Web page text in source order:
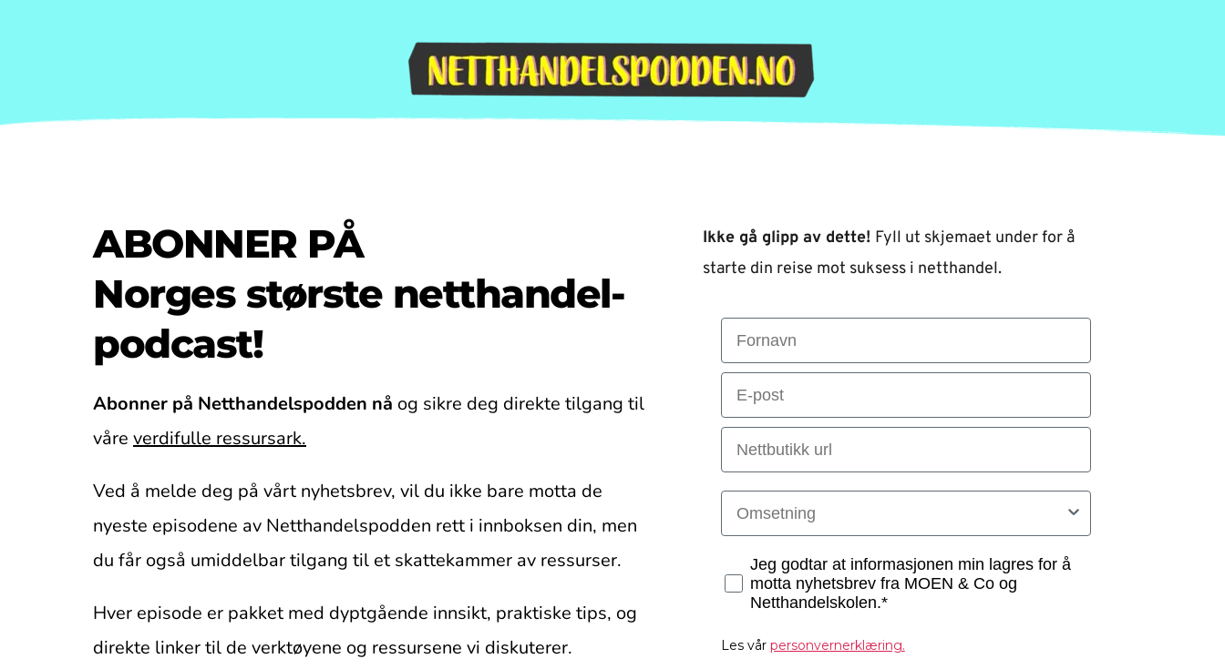
ABONNER PÅ
Norges største netthandel-
podcast!
Abonner på Netthandelspodden nå og sikre deg direkte tilgang til
våre verdifulle ressursark.
Ved å melde deg på vårt nyhetsbrev, vil du ikke bare motta de
nyeste episodene av Netthandelspodden rett i innboksen din, men
du får også umiddelbar tilgang til et skattekammer av ressurser.
Hver episode er pakket med dyptgående innsikt, praktiske tips, og
direkte linker til de verktøyene og ressursene vi diskuterer.
Ikke gå glipp av dette! Fyll ut skjemaet under for å
starte din reise mot suksess i netthandel.
Fornavn
Email
Nettbutikk url
Omsetning
Markedsforing
Jeg godtar at informasjonen min lagres for å
motta nyhetsbrev fra MOEN & Co og
Netthandelskolen.*
Les vår personvernerklæring.